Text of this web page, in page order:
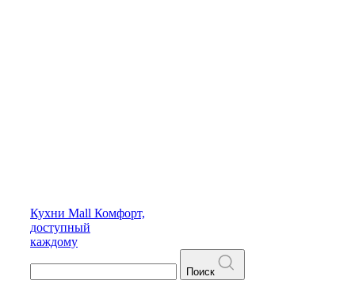
Кухни Mall Комфорт,
доступный
каждому
Поиск